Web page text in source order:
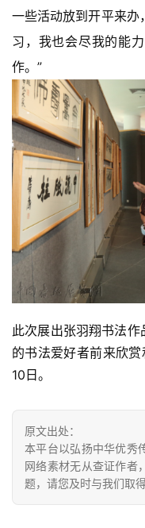
一些活动放到开平来办
习，我也会尽我的能
作。”
此次展出张羽翔书法
的书法爱好者前来欣
10日。
原文出处：
本平台以弘扬中华优秀
网络素材无从查证作者
题，请您及时与我们取